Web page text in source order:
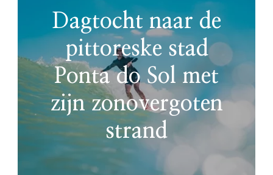
Dagtocht naar de
pittoreske stad
Ponta do Sol met
zijn zonovergoten
strand